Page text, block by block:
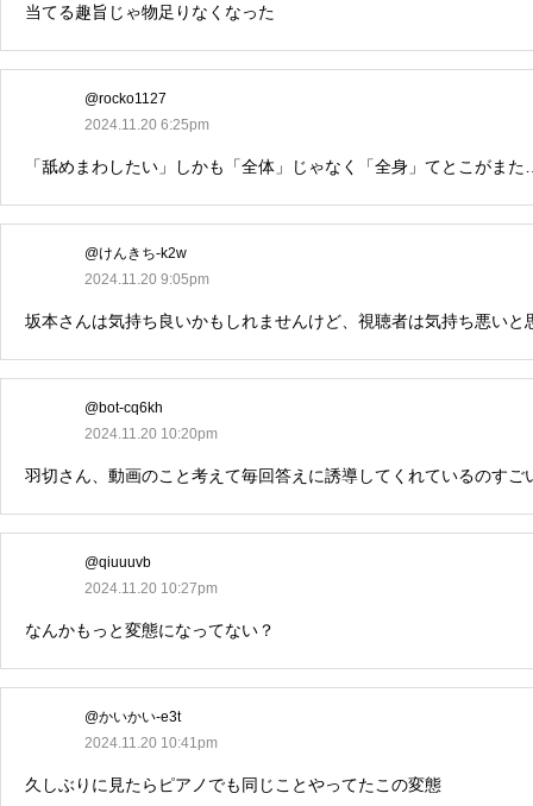
当てる趣旨じゃ物足りなくなった
@rocko1127
2024.11.20 6:25pm
「舐めまわしたい」しかも「全体」じゃなく「全身」てとこがま
@けんきち-k2w
2024.11.20 9:05pm
坂本さんは気持ち良いかもしれませんけど、視聴者は気持ち悪いと
@bot-cq6kh
2024.11.20 10:20pm
羽切さん、動画のこと考えて毎回答えに誘導してくれているのすご
@qiuuuvb
2024.11.20 10:27pm
なんかもっと変態になってない？
@かいかい-e3t
2024.11.20 10:41pm
久しぶりに見たらピアノでも同じことやってたこの変態